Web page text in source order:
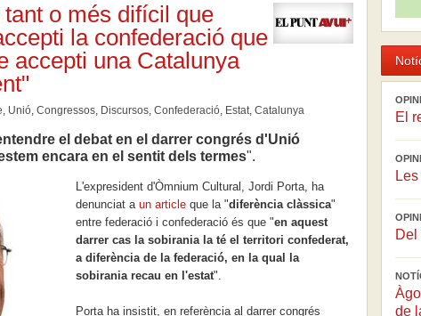
o més difícil que
la confederació que
accepti una Catalunya
, Unió, Congressos, Discursos, Confederació, Estat, Catalunya
el debat en el darrer congrés d'Unió
encara en el sentit dels termes".
L'expresident d'Òmnium Cultural, Jordi Porta, ha
denunciat a un articleque l a "diferència clàssica"
entre federació i confederació és que "en aquest
darrer cas la sobirania la té el territori confederat,
a diferència de la federació, en la qual la
sobirania recau en l'estat".
Porta ha insistit, en referència al darrer congrés
El
Del
de